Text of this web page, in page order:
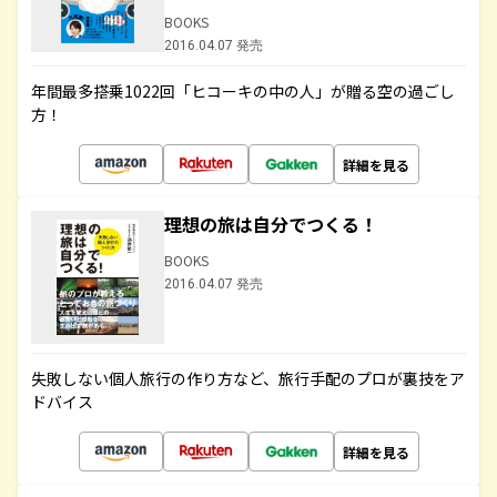
BOOKS
2016.04.07 発売
年間最多搭乗1022回「ヒコーキの中の人」が贈る空の過ごし
方！
詳細を見る
理想の旅は自分でつくる！
BOOKS
2016.04.07 発売
失敗しない個人旅行の作り方など、旅行手配のプロが裏技をア
ドバイス
詳細を見る